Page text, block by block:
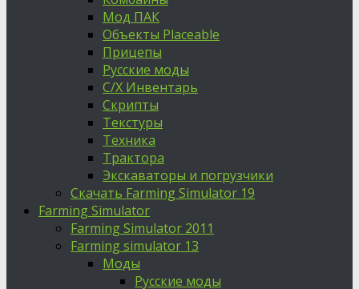
Мод ПАК
Объекты Placeable
Прицепы
Русские моды
С/Х Инвентарь
Скрипты
Текстуры
Техника
Трактора
Экскаваторы и погрузчики
Скачать Farming Simulator 19
Farming Simulator
Farming Simulator 2011
Farming simulator 13
Моды
Русские моды